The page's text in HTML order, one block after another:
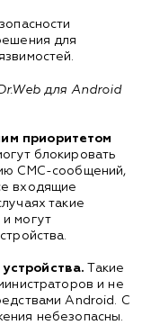
для
для Android
приоритетом
блокировать
СМС-сообщений,
входящие
такие
могут
Такие
и не
Android. С
небезопасны.